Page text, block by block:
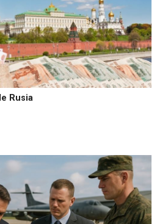
Rusia
constant php - assumed
Error in a future version of PHP)
wp-
page-publicaciones.php